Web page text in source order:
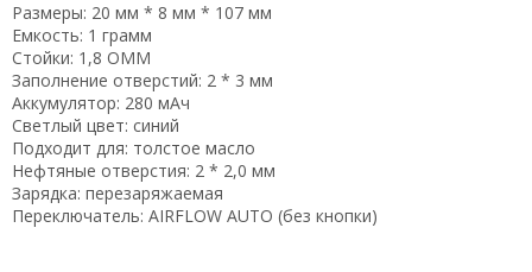
Размеры: 20 мм * 8 мм * 107 мм
Емкость: 1 грамм
Стойки: 1,8 ОММ
Заполнение отверстий: 2 * 3 мм
Аккумулятор: 280 мАч
Светлый цвет: синий
Подходит для: толстое масло
Нефтяные отверстия: 2 * 2,0 мм
Зарядка: перезаряжаемая
Переключатель: AIRFLOW AUTO (без кнопки)